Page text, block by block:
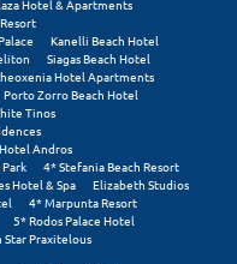
Hotel & Apartments
Kanelli Beach Hotel
Siagas Beach Hotel
Hotel Apartments
Porto Zorro Beach Hotel
Tinos
Andros
4* Stefania Beach Resort
Hotel & Spa
Elizabeth Studios
4* Marpunta Resort
5* Rodos Palace Hotel
Star Praxitelous